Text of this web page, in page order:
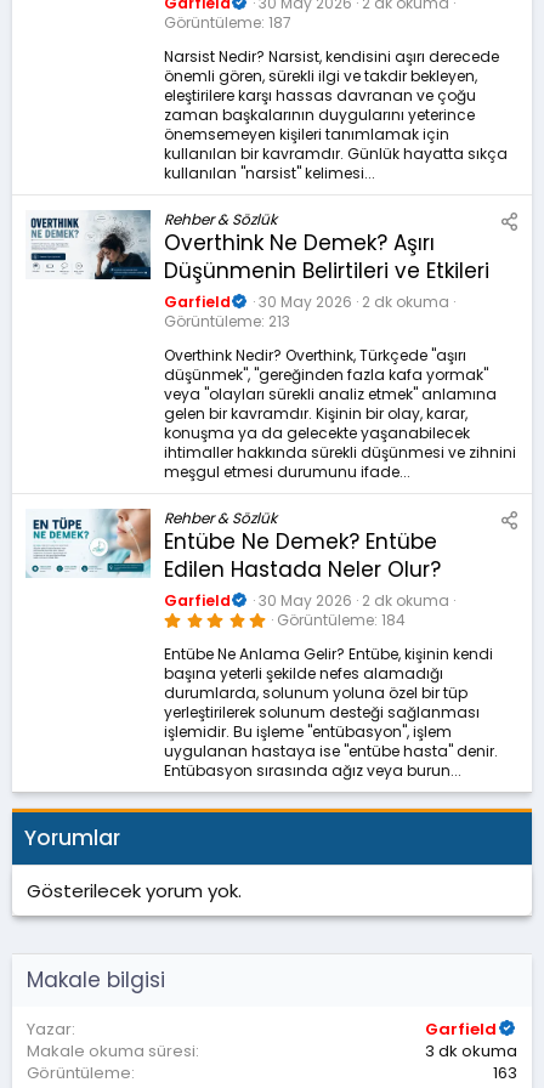
Görüntüleme 187
Narsist Nedir? Narsist, kendisini aşırı derecede
önemli gören, sürekli ilgi ve takdir bekleyen,
eleştirilere karşı hassas davranan ve çoğu
zaman başkalarının duygularını yeterince
önemsemeyen kişileri tanımlamak için
kullanılan bir kavramdır. Günlük hayatta sıkça
kullanılan "narsist" kelimesi...
Rehber & Sözlük
Overthink Ne Demek? Aşırı
Düşünmenin Belirtileri ve Etkileri
Garfield 30 May 2026 2 dk okuma
Görüntüleme 213
Overthink Nedir? Overthink, Türkçede "aşırı
düşünmek", "gereğinden fazla kafa yormak"
veya "olayları sürekli analiz etmek" anlamına
gelen bir kavramdır. Kişinin bir olay, karar,
konuşma ya da gelecekte yaşanabilecek
ihtimaller hakkında sürekli düşünmesi ve zihnini
meşgul etmesi durumunu ifade...
Rehber & Sözlük
Entübe Ne Demek? Entübe
Edilen Hastada Neler Olur?
Garfield 30 May 2026 2 dk okuma
5
0
0
y
ı
l
d
ı
z
Görüntüleme 184
Entübe Ne Anlama Gelir? Entübe, kişinin kendi
başına yeterli şekilde nefes alamadığı
durumlarda, solunum yoluna özel bir tüp
yerleştirilerek solunum desteği sağlanması
işlemidir. Bu işleme "entübasyon", işlem
uygulanan hastaya ise "entübe hasta" denir.
Entübasyon sırasında ağız veya burun...
Yorumlar
Gösterilecek yorum yok.
Makale bilgisi
Yazar
Garfield
Makale okuma süresi
3 dk okuma
Görüntüleme
163